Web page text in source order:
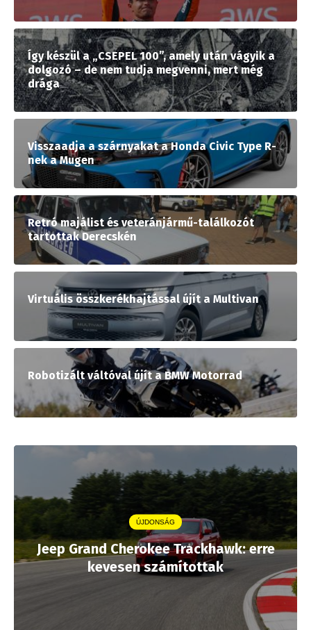
Így készül a „CSEPEL 100”, amely után vágyik a
dolgozó – de nem tudja megvenni, mert még
drága
Visszaadja a szárnyakat a Honda Civic Type R-
nek a Mugen
Retró majálist és veteránjármű-találkozót
tartottak Derecskén
Virtuális összkerékhajtással újít a Multivan
Robotizált váltóval újít a BMW Motorrad
ÚJDONSÁG
Jeep Grand Cherokee Trackhawk: erre
kevesen számítottak